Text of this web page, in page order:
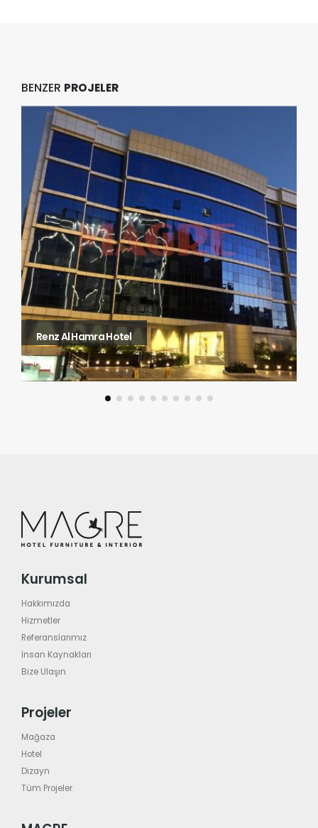
BENZER PROJELER
Renz Al Hamra Hotel
Kurumsal
Hakkımızda
Hizmetler
Referanslarımız
İnsan Kaynakları
Bize Ulaşın
Projeler
Mağaza
Hotel
Dizayn
Tüm Projeler